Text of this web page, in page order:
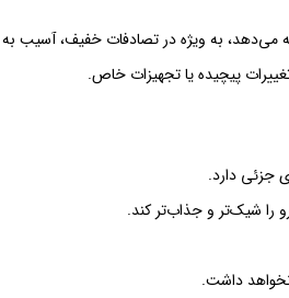
پیچیده یا تجهیزات خاص.
جزئی دارد.